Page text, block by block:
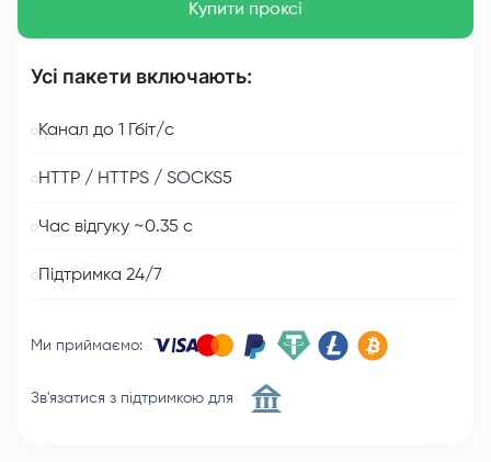
Купити проксі
Усі пакети включають:
Канал до 1 Гбіт/с
HTTP / HTTPS / SOCKS5
Час відгуку ~0.35 с
Підтримка 24/7
Ми приймаємо:
Зв'язатися з підтримкою для